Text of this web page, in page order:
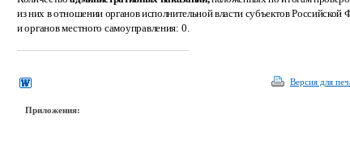
из них в отношении органов исполнительной власти субъектов Российской
и органов местного самоуправления: 0.
Версия для
Приложения: